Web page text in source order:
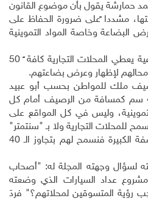
حمارشة يقول بأن موضوع القانون
مشددا ًعلى ضرورة الحفاظ على
البضاعة وخاصة المواد التموينية
- قانون الغرفة التجارية والصناعية يعطي المحلات التجارية كافة ً 50
لإظهار وعرض بضاعتهم.
ملك للمواطن بحسب أبو عبيد
ويتابع : " البلدية تسمح ب ِ40 سم كمسافة من الرصيف أمام كل
وليس في كل المواقع على
للمحلات التجارية ولا بـ "سنتمتر"
واحد خارج محلاتهم . أما الأرصفة الكبيرة فنسمح لهم بتجاوز الـ 40
لسؤال وجهته المجلة له: "أصحاب
مشروع عداد السيارات الذي وضعته
رؤية المتسوقين لمحلاتهم؟" فردَ